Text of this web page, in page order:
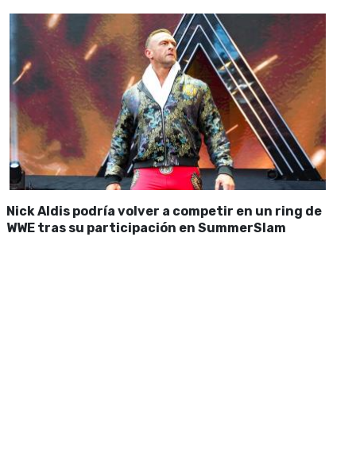
Nick Aldis podría volver a competir en un ring de
WWE tras su participación en SummerSlam